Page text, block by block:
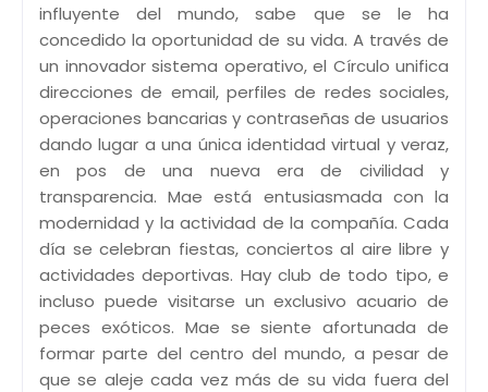
influyente del mundo, sabe que se le ha
concedido la oportunidad de su vida. A través de
un innovador sistema operativo, el Círculo unifica
direcciones de email, perfiles de redes sociales,
operaciones bancarias y contraseñas de usuarios
dando lugar a una única identidad virtual y veraz,
en pos de una nueva era de civilidad y
transparencia. Mae está entusiasmada con la
modernidad y la actividad de la compañía. Cada
día se celebran fiestas, conciertos al aire libre y
actividades deportivas. Hay club de todo tipo, e
incluso puede visitarse un exclusivo acuario de
peces exóticos. Mae se siente afortunada de
formar parte del centro del mundo, a pesar de
que se aleje cada vez más de su vida fuera del